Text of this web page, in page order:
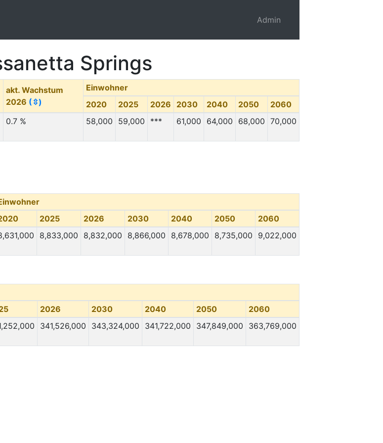
Admin
Springs
akt. Wachstum
2026 (⇳)
Einwohner
2020
2025 2026 2030 2040 2050
2060
0.7 % 58,000 59,000 *** 61,000 64,000 68,000 70,000
2025 2026 2030 2040 2050
2060
8,833,000 8,832,000 8,866,000 8,678,000 8,735,000 9,022,000
2026 2030 2040 2050
2060
341,526,000 343,324,000 341,722,000 347,849,000 363,769,000